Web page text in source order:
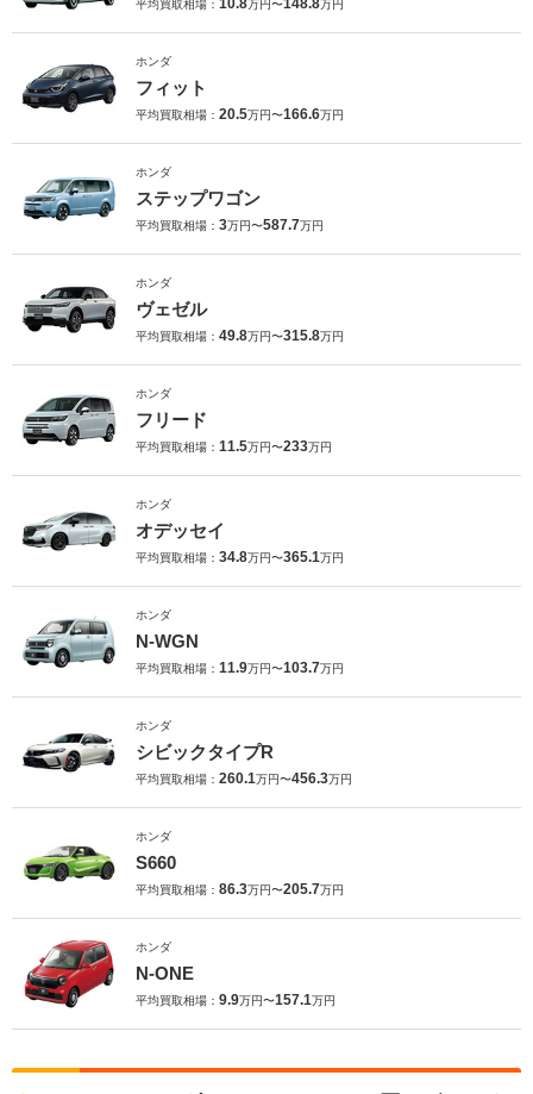
平均買取相場： 10.8万円〜148.8万円
ホンダ
フィット
平均買取相場： 20.5万円〜166.6万円
ホンダ
ステップワゴン
平均買取相場： 3万円〜587.7万円
ホンダ
ヴェゼル
平均買取相場： 49.8万円〜315.8万円
ホンダ
フリード
平均買取相場： 11.5万円〜233万円
ホンダ
オデッセイ
平均買取相場： 34.8万円〜365.1万円
ホンダ
N-WGN
平均買取相場： 11.9万円〜103.7万円
ホンダ
シビックタイプR
平均買取相場： 260.1万円〜456.3万円
ホンダ
S660
平均買取相場： 86.3万円〜205.7万円
ホンダ
N-ONE
平均買取相場： 9.9万円〜157.1万円